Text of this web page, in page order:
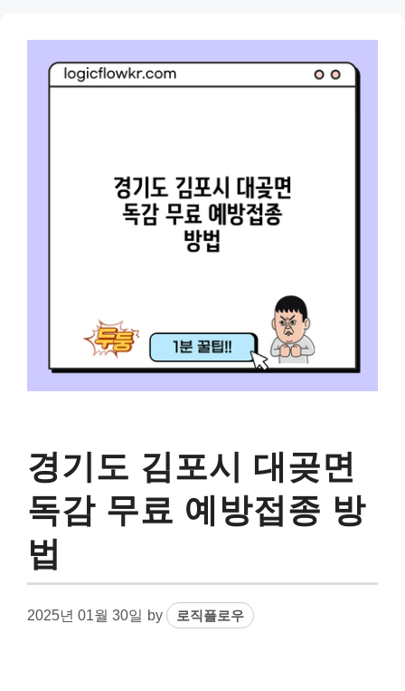
경기도 김포시 대곶면
독감 무료 예방접종 방
법
2025년 01월 30일 by 로직플로우